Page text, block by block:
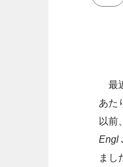
最
あた
以前、
Engl
まし